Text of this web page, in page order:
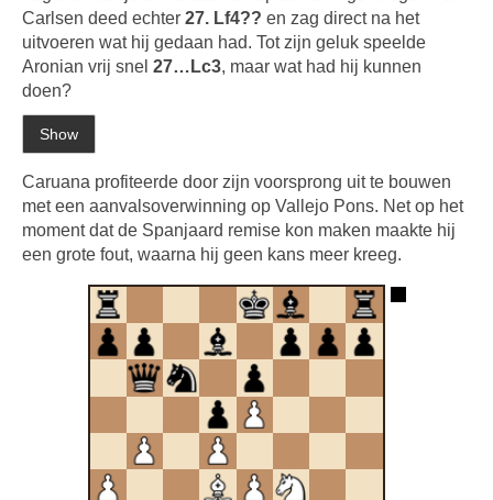
Carlsen deed echter 27. Lf4?? en zag direct na het
uitvoeren wat hij gedaan had. Tot zijn geluk speelde
Aronian vrij snel 27…Lc3, maar wat had hij kunnen
doen?
Caruana profiteerde door zijn voorsprong uit te bouwen
met een aanvalsoverwinning op Vallejo Pons. Net op het
moment dat de Spanjaard remise kon maken maakte hij
een grote fout, waarna hij geen kans meer kreeg.